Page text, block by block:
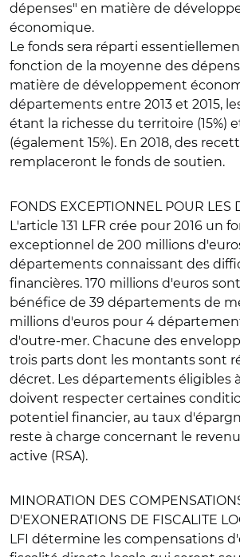
dépenses" en matière de
économique.
Le fonds sera réparti
fonction de la moyenne des
matière de développement
départements entre 2013 et 2015,
étant la richesse du territoire (15%)
(également 15%). En 2018, des
remplaceront le fonds de soutien.
FONDS EXCEPTIONNEL POUR LES
L'article 131 LFR crée pour 2016 un
exceptionnel de 200 millions
départements connaissant des
financières. 170 millions d'euros
bénéfice de 39 départements de
millions d'euros pour 4
d'outre-mer. Chacune des
trois parts dont les montants sont
décret. Les départements éligibles
doivent respecter certaines
potentiel financier, au taux
reste à charge concernant le
active (RSA).
MINORATION DES
D'EXONERATIONS DE FISCALITE
LFI détermine les compensations